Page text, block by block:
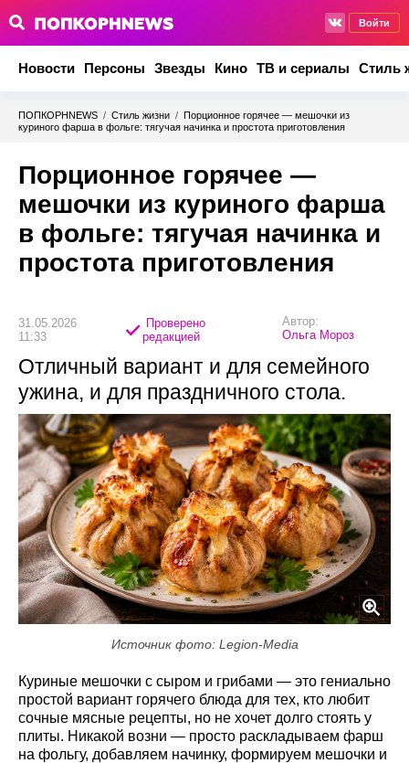
Войти
Новости Персоны Звезды Кино ТВ и сериалы Стиль
ПОПКОРНNEWS / Стиль жизни / Порционное горячее — мешочки из
куриного фарша в фольге: тягучая начинка и простота приготовления
Порционное горячее —
мешочки из куриного фарша
в фольге: тягучая начинка и
простота приготовления
31.05.2026
11:33
Проверено
редакцией
Автор:
Ольга Мороз
Отличный вариант и для семейного
ужина, и для праздничного стола.
Источник фото: Legion-Media
Куриные мешочки с сыром и грибами — это гениально
простой вариант горячего блюда для тех, кто любит
сочные мясные рецепты, но не хочет долго стоять у
плиты. Никакой возни — просто раскладываем фарш
на фольгу, добавляем начинку, формируем мешочки и